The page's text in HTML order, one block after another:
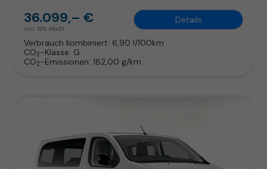
36.099,– €
incl. 19% MwSt.
Details
Verbrauch kombiniert: 6,90 l/100km
CO2-Klasse: G
CO2-Emissionen: 182,00 g/km